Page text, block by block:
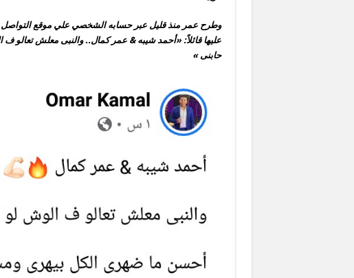
وطرح عمر منذ قليل عبر حسابه الشخصي علي موقع التواصل
عليها قائلاً: «أحمد شيبه & عمر كمال.. والنبى معلش
حابنى »